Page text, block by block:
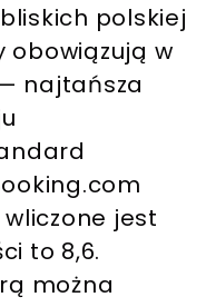
polskiej
obowiązują w
najtańsza
wliczone jest
to 8,6.
można